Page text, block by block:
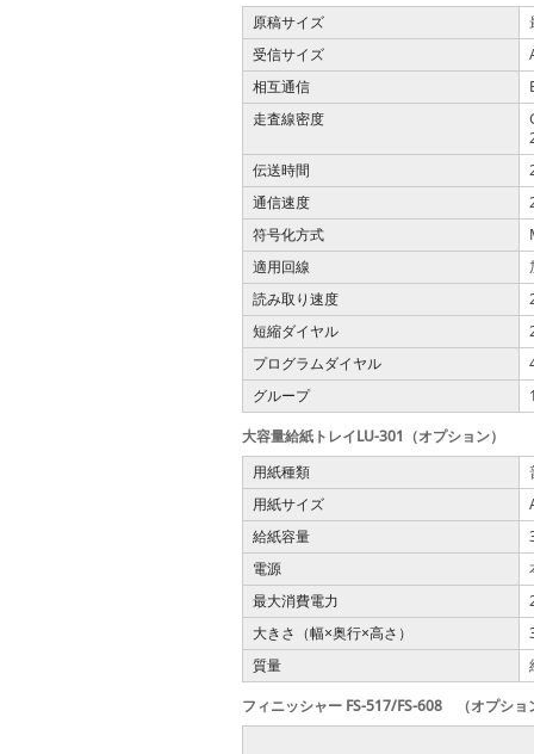
原稿サイズ
受信サイズ
相互通信
走査線密度
伝送時間
通信速度
符号化方式
適用回線
読み取り速度
短縮ダイヤル
プログラムダイヤル
グループ
大容量給紙トレイLU-301（オプション）
用紙種類
用紙サイズ
給紙容量
電源
最大消費電力
大きさ（幅×奥行×高さ）
質量
フィニッシャー FS-517/FS-608 （オプショ